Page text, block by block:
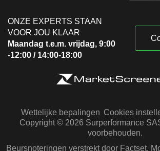
ONZE EXPERTS STAAN
VOOR JOU KLAAR
Maandag t.e.m. vrijdag, 9:00
-12:00 / 14:00-18:00
Wettelijke bepalingen Cookies
Copyright © 2026 Surperformance
voorbehouden.
Beursnoteringen verstrekt door Factset,